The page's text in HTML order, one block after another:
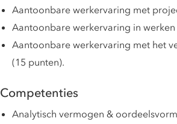
Aantoonbare werkervaring met
Aantoonbare werkervaring in
Aantoonbare werkervaring met het
(15 punten).
Competenties
Analytisch vermogen &